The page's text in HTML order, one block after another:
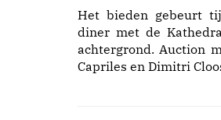
Het bieden gebeurt
diner met de
achtergrond. Auction masters Michèle Russel-
Capriles en Dimitri